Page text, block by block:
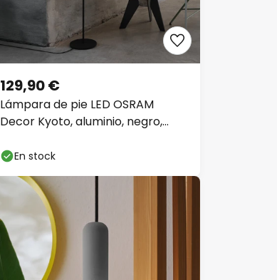
Lámpara de pie LED OSRAM
Decor Kyoto, aluminio, negro,
129,90 €
En stock